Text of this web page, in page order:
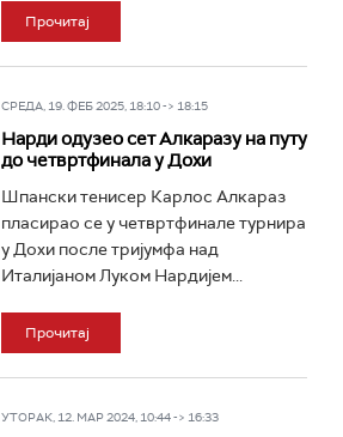
Прочитај
СРЕДА, 19. ФЕБ 2025, 18:10 -> 18:15
Нарди одузео сет Алкаразу на путу
до четвртфинала у Дохи
Шпански тенисер Карлос Алкараз
пласирао се у четвртфинале турнира
у Дохи после тријумфа над
Италијаном Луком Нардијем...
Прочитај
УТОРАК, 12. МАР 2024, 10:44 -> 16:33